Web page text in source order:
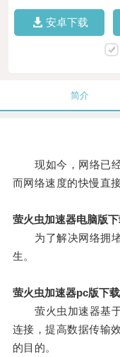
安卓下载
简介
现如今，网络已经
而网络速度的快慢直
萤火虫加速器电脑版
为了解决网络拥堵
生。
萤火虫加速器pc版下载
萤火虫加速器基于
连接，提高数据传输
的目的。